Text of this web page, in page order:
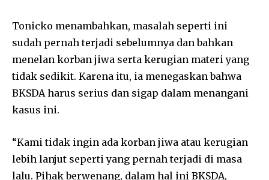
Tonicko menambahkan, masalah seperti ini
sudah pernah terjadi sebelumnya dan bahkan
menelan korban jiwa serta kerugian materi yang
tidak sedikit. Karena itu, ia menegaskan bahwa
BKSDA harus serius dan sigap dalam menangani
kasus ini.
“Kami tidak ingin ada korban jiwa atau kerugian
lebih lanjut seperti yang pernah terjadi di masa
lalu. Pihak berwenang, dalam hal ini BKSDA,